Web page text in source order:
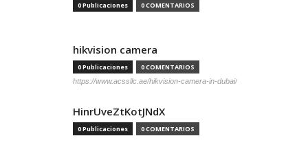
0 Publicaciones 0 COMENTARIOS
hikvision camera
0 Publicaciones 0 COMENTARIOS
https://www.acssllc.ae/hikvision-camera-in-dubai/
HinrUveZtKotJNdX
0 Publicaciones 0 COMENTARIOS